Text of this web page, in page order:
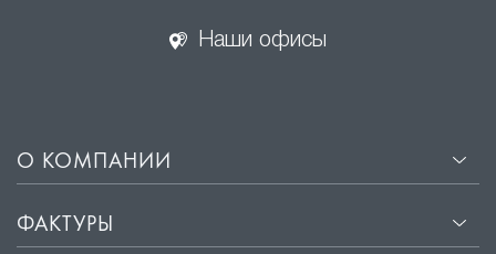
Наши офисы
О КОМПАНИИ
ФАКТУРЫ